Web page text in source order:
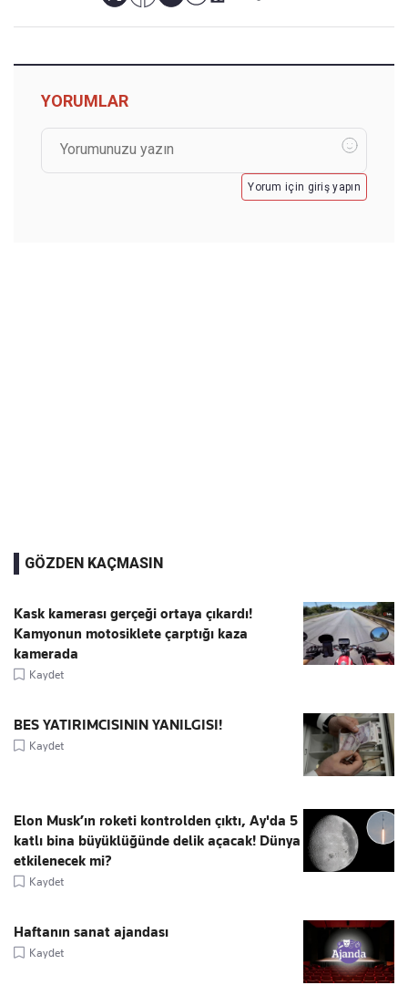
YORUMLAR
Yorum için giriş yapın
GÖZDEN KAÇMASIN
Kask kamerası gerçeği ortaya çıkardı!
Kamyonun motosiklete çarptığı kaza
kamerada
Kaydet
BES YATIRIMCISININ YANILGISI!
Kaydet
Elon Musk’ın roketi kontrolden çıktı, Ay'da 5
katlı bina büyüklüğünde delik açacak! Dünya
etkilenecek mi?
Kaydet
Haftanın sanat ajandası
Kaydet